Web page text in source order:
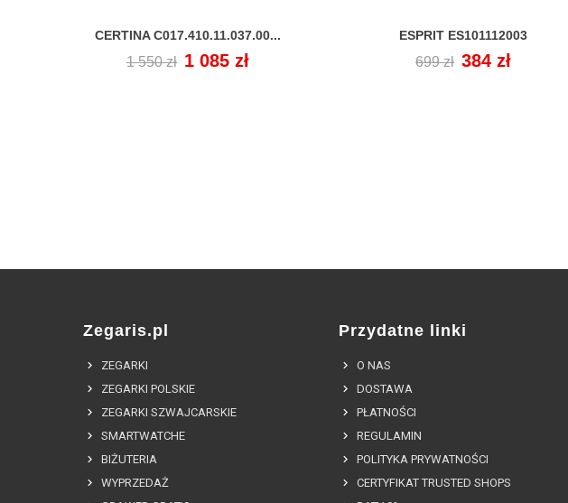
CERTINA C017.410.11.037.00...
Cena
1 550 zł Cena
1 085 zł
 ESPRIT ES101112003
Cena
699 zł Cena
384 zł

Zegaris.pl
ZEGARKI
ZEGARKI POLSKIE
ZEGARKI SZWAJCARSKIE
SMARTWATCHE
BIŻUTERIA
WYPRZEDAŻ
Przydatne linki
O NAS
DOSTAWA
PŁATNOŚCI
REGULAMIN
POLITYKA PRYWATNOŚCI
CERTYFIKAT TRUSTED SHOPS